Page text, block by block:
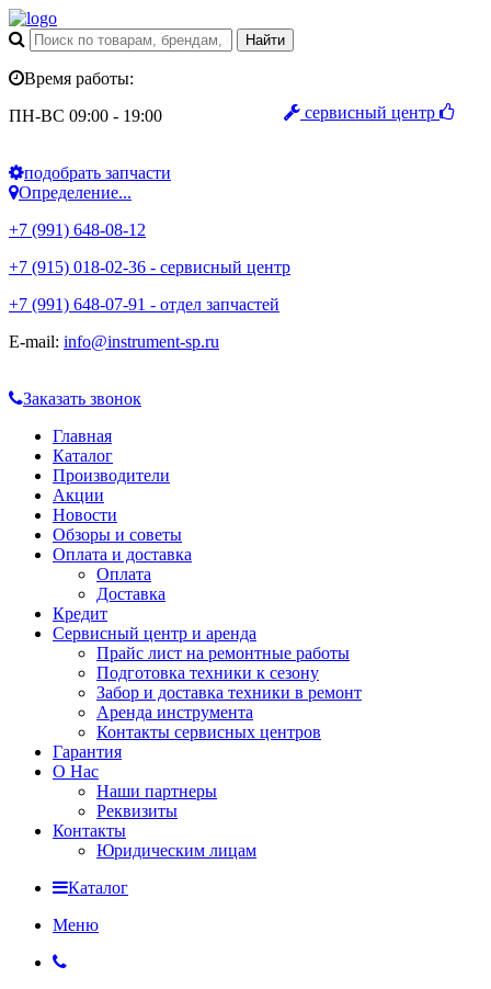
сервисный центр
Время работы:
ПН-ВС 09:00 - 19:00
подобрать запчасти
Определение...
+7 (991) 648-08-12
+7 (915) 018-02-36 - сервисный центр
+7 (991) 648-07-91 - отдел запчастей
E-mail: info@instrument-sp.ru
Заказать звонок
Главная
Каталог
Производители
Акции
Новости
Обзоры и советы
Оплата и доставка
Оплата
Доставка
Кредит
Сервисный центр и аренда
Прайс лист на ремонтные работы
Подготовка техники к сезону
Забор и доставка техники в ремонт
Аренда инструмента
Контакты сервисных центров
Гарантия
О Нас
Наши партнеры
Реквизиты
Контакты
Юридическим лицам
Каталог
Меню